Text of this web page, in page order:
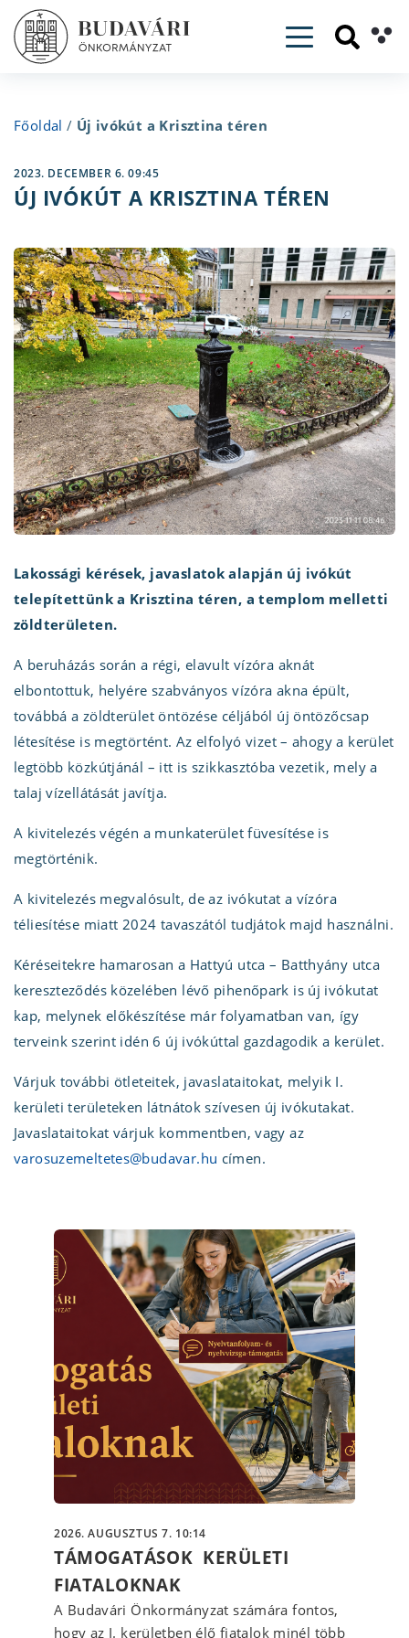
Toggle
Főoldal / Új ivókút a Krisztina téren
2023. DECEMBER 6. 09:45
ÚJ IVÓKÚT A KRISZTINA TÉREN
Lakossági kérések, javaslatok alapján új ivókút
telepítettünk a Krisztina téren, a templom melletti
zöldterületen.
A beruházás során a régi, elavult vízóra aknát
elbontottuk, helyére szabványos vízóra akna épült,
továbbá a zöldterület öntözése céljából új öntözőcsap
létesítése is megtörtént. Az elfolyó vizet – ahogy a kerület
legtöbb közkútjánál – itt is szikkasztóba vezetik, mely a
talaj vízellátását javítja.
A kivitelezés végén a munkaterület füvesítése is
megtörténik.
A kivitelezés megvalósult, de az ivókutat a vízóra
téliesítése miatt 2024 tavaszától tudjátok majd használni.
Kéréseitekre hamarosan a Hattyú utca – Batthyány utca
kereszteződés közelében lévő pihenőpark is új ivókutat
kap, melynek előkészítése már folyamatban van, így
terveink szerint idén 6 új ivókúttal gazdagodik a kerület.
Várjuk további ötleteitek, javaslataitokat, melyik I.
kerületi területeken látnátok szívesen új ivókutakat.
Javaslataitokat várjuk kommentben, vagy az
varosuzemeltetes@budavar.hu címen.
2026. AUGUSZTUS 7. 10:14
TÁMOGATÁSOK KERÜLETI
FIATALOKNAK
A Budavári Önkormányzat számára fontos,
hogy az I. kerületben élő fiatalok minél több